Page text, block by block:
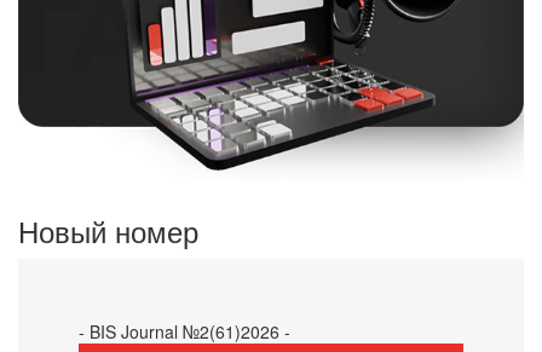
Новый номер
- BIS Journal №2(61)2026 -